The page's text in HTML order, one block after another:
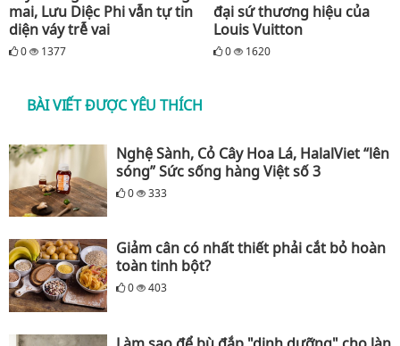
mai, Lưu Diệc Phi vẫn tự tin
diện váy trễ vai
0 1377
đại sứ thương hiệu của
Louis Vuitton
0 1620
BÀI VIẾT ĐƯỢC YÊU THÍCH
Nghệ Sành, Cỏ Cây Hoa Lá, HalalViet “lên
sóng” Sức sống hàng Việt số 3
0 333
Giảm cân có nhất thiết phải cắt bỏ hoàn
toàn tinh bột?
0 403